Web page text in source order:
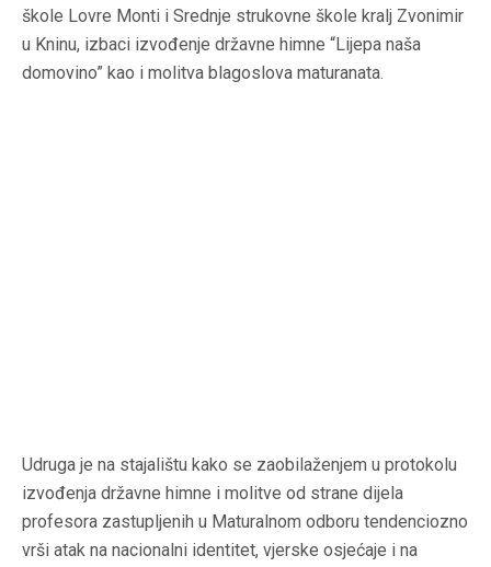
škole Lovre Monti i Srednje strukovne škole kralj Zvonimir
u Kninu, izbaci izvođenje državne himne “Lijepa naša
domovino” kao i molitva blagoslova maturanata.
Udruga je na stajalištu kako se zaobilaženjem u protokolu
izvođenja državne himne i molitve od strane dijela
profesora zastupljenih u Maturalnom odboru tendenciozno
vrši atak na nacionalni identitet, vjerske osjećaje i na